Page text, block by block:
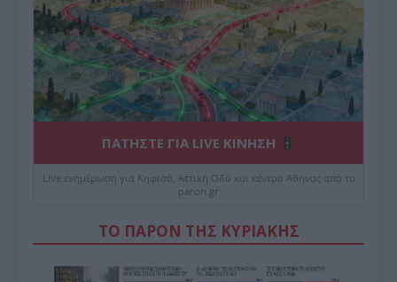
ΠΑΤΗΣΤΕ ΓΙΑ LIVE ΚΙΝΗΣΗ
Live ενημέρωση για Κηφισό, Αττική Οδό και κέντρο Αθήνας από το
paron.gr
ΤΟ ΠΑΡΟΝ ΤΗΣ ΚΥΡΙΑΚΗΣ